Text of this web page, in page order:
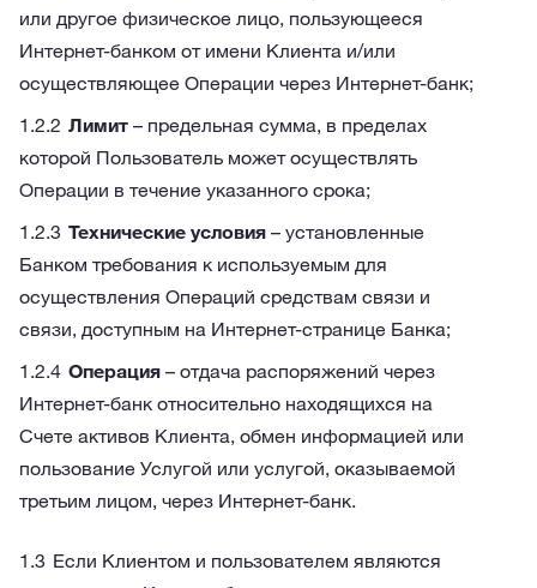
или другое физическое лицо, пользующееся
Интернет-банком от имени Клиента и/или
осуществляющее Операции через Интернет-банк;
Лимит – предельная сумма, в пределах
которой Пользователь может осуществлять
Операции в течение указанного срока;
Технические условия – установленные
Банком требования к используемым для
осуществления Операций средствам связи и
связи, доступным на Интернет-странице Банка;
Операция – отдача распоряжений через
Интернет-банк относительно находящихся на
Счете активов Клиента, обмен информацией или
пользование Услугой или услугой, оказываемой
третьим лицом, через Интернет-банк.
Если Клиентом и пользователем являются